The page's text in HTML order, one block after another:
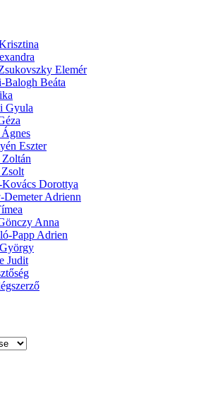
Elemér
Balogh Beáta
Gyula
Eszter
Dorottya
Adrienn
Anna
Papp Adrien
Judit